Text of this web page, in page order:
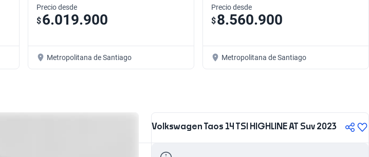
Precio desde
$6.019.900
Metropolitana de Santiago
Precio desde
$8.560.900
Metropolitana de Santiago
Volkswagen Taos 14 TSI HIGHLINE AT Suv 2023